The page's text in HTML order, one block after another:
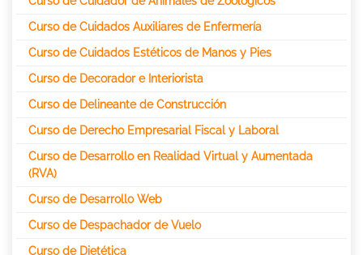
Curso de Cuidados Auxiliares de Enfermería
Curso de Cuidados Estéticos de Manos y Pies
Curso de Decorador e Interiorista
Curso de Delineante de Construcción
Curso de Derecho Empresarial Fiscal y Laboral
Curso de Desarrollo en Realidad Virtual y Aumentada
(RVA)
Curso de Desarrollo Web
Curso de Despachador de Vuelo
Curso de Dietética